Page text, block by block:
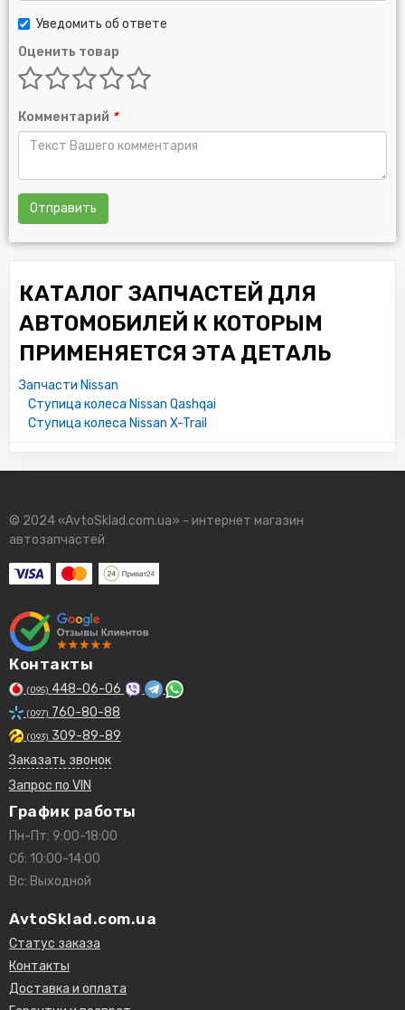
Уведомить об ответе
Оценить товар
Комментарий *
Отправить
КАТАЛОГ ЗАПЧАСТЕЙ ДЛЯ
АВТОМОБИЛЕЙ К КОТОРЫМ
ПРИМЕНЯЕТСЯ ЭТА ДЕТАЛЬ
Запчасти Nissan
Ступица колеса Nissan Qashqai
Ступица колеса Nissan X-Trail
© 2024 «AvtoSklad.com.ua» - интернет магазин
автозапчастей
Контакты
(095) 448-06-06
(097) 760-80-88
(093) 309-89-89
Заказать звонок
Запрос по VIN
График работы
Пн-Пт: 9:00-18:00
Сб: 10:00-14:00
Вс: Выходной
AvtoSklad.com.ua
Статус заказа
Контакты
Доставка и оплата